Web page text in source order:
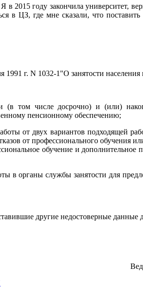
2015 году закончила университет,
в ЦЗ, где мне сказали, что
г. N 1032-1"О занятости
(в том числе досрочно) и (или)
пенсионному обеспечению;
от двух вариантов подходящей
от профессионального обучения
обучение и дополнительное
в органы службы занятости для
другие недостоверные данные